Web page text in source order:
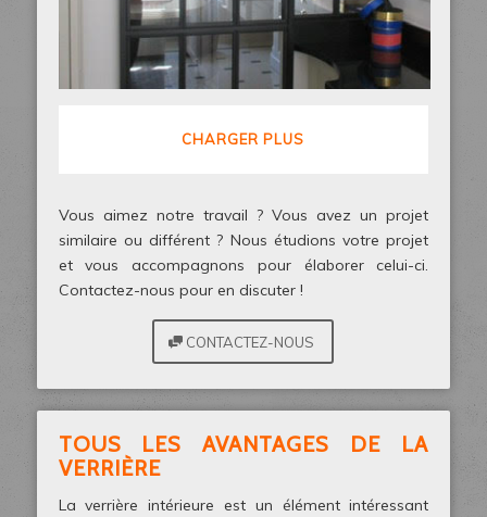
CHARGER PLUS
Vous aimez notre travail ? Vous avez un projet
similaire ou différent ? Nous étudions votre projet
et vous accompagnons pour élaborer celui-ci.
Contactez-nous pour en discuter !
CONTACTEZ-NOUS
TOUS LES AVANTAGES DE LA
VERRIÈRE
La verrière intérieure est un élément intéressant